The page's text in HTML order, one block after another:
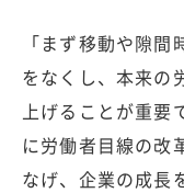
「まず移動や隙間
をなくし、本来の
上げることが重要
に労働者目線の改
なげ、企業の成長